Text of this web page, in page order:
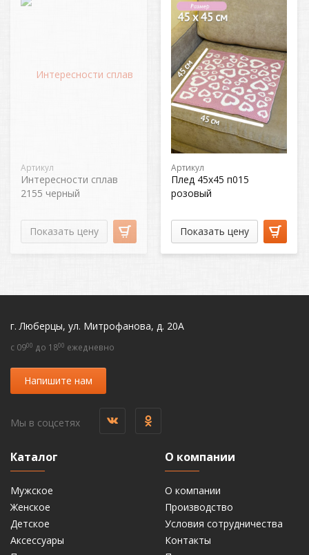
Артикул
Интересности сплав
2155 черный
Показать цену
Артикул
Плед 45х45 п015
розовый
Показать цену
г. Люберцы, ул. Митрофанова, д. 20А
c 0900 до 1800 ежедневно
Напишите нам
Мы в соцсетях
Каталог
Мужское
Женское
Детское
Аксессуары
О компании
О компании
Производство
Условия сотрудничества
Контакты